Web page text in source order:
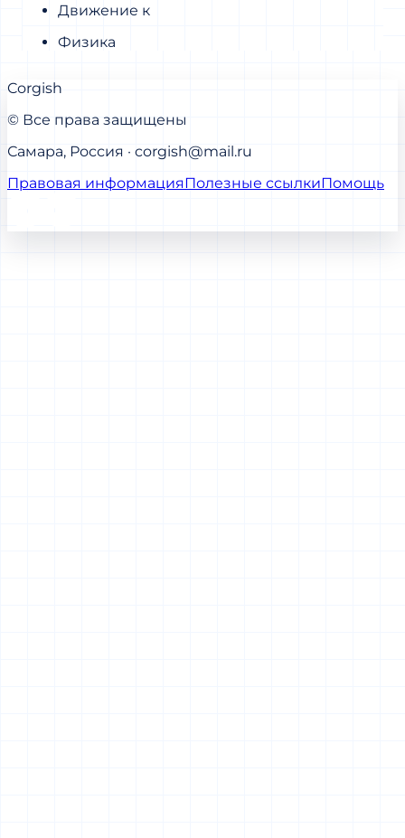
Движение к
Физика
Corgish
© Все права защищены
Самара, Россия · corgish@mail.ru
Правовая информацияПолезные ссылкиПомощь